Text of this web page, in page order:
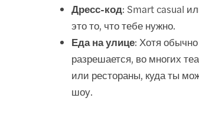
Дресс-код: Smart casual
это то, что тебе нужно.
Еда на улице: Хотя
разрешается, во многих
или рестораны, куда ты
шоу.